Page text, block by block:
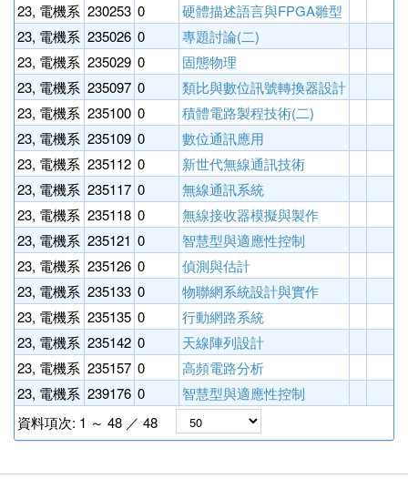
23, 電機系 230253 0 硬體描述語言與FPGA雛型
23, 電機系 235026 0 專題討論(二)
23, 電機系 235029 0 固態物理
23, 電機系 235097 0 類比與數位訊號轉換器設計
23, 電機系 235100 0 積體電路製程技術(二)
23, 電機系 235109 0 數位通訊應用
23, 電機系 235112 0 新世代無線通訊技術
23, 電機系 235117 0 無線通訊系統
23, 電機系 235118 0 無線接收器模擬與製作
23, 電機系 235121 0 智慧型與適應性控制
23, 電機系 235126 0 偵測與估計
23, 電機系 235133 0 物聯網系統設計與實作
23, 電機系 235135 0 行動網路系統
23, 電機系 235142 0 天線陣列設計
23, 電機系 235157 0 高頻電路分析
23, 電機系 239176 0 智慧型與適應性控制
資料項次: 1 ～ 48 ／ 48